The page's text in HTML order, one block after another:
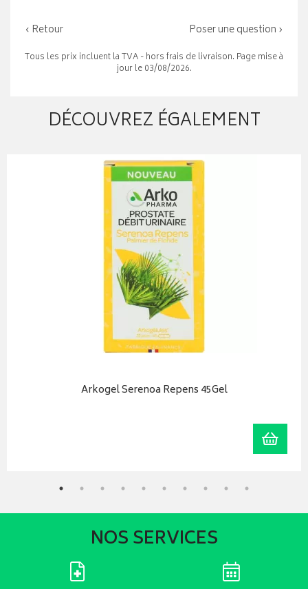
‹ Retour Poser une question ›
Tous les prix incluent la TVA - hors frais de livraison. Page mise à
jour le 03/08/2026.
DÉCOUVREZ ÉGALEMENT
Arkogel Serenoa Repens 45Gel
NOS SERVICES